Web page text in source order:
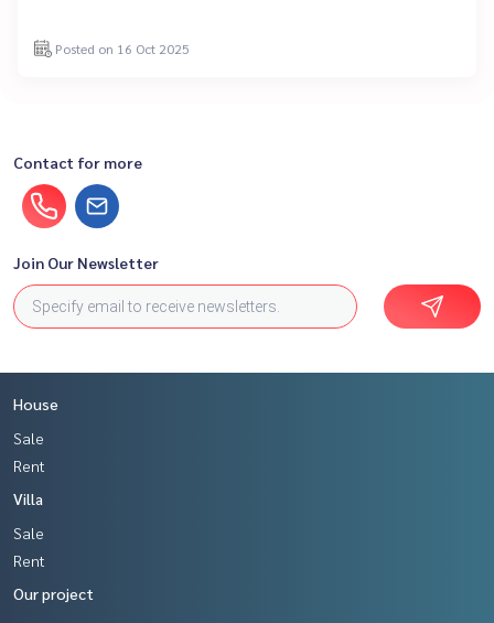
Posted on 16 Oct 2025
Contact for more
Join Our Newsletter
House
Sale
Rent
Villa
Sale
Rent
Our project